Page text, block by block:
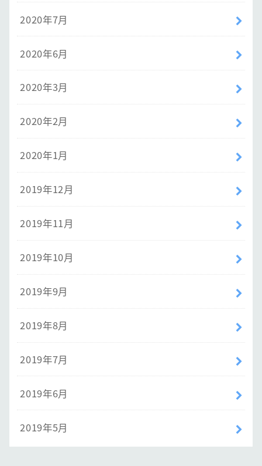
2020年7月
2020年6月
2020年3月
2020年2月
2020年1月
2019年12月
2019年11月
2019年10月
2019年9月
2019年8月
2019年7月
2019年6月
2019年5月